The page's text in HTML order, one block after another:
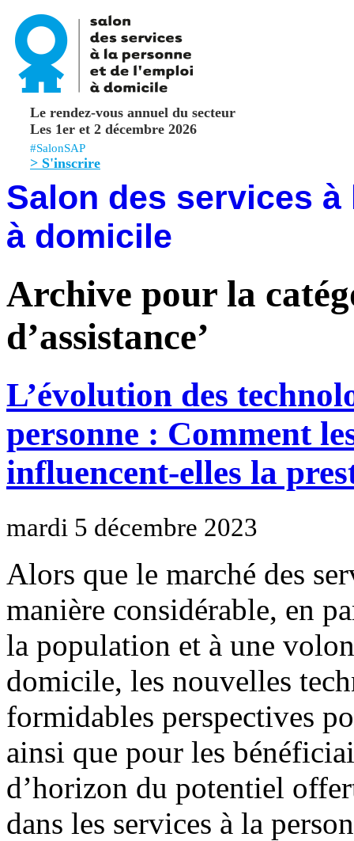
Le rendez-vous annuel du secteur
Les 1er et 2 décembre 2026
#SalonSAP
> S'inscrire
Salon des services
à domicile
Archive pour la
d’assistance’
L’évolution des
personne : Comment
influencent-elles la
mardi 5 décembre 2023
Alors que le marché des
manière considérable, en
la population et à une
domicile, les nouvelles
formidables perspectives
ainsi que pour les
d’horizon du potentiel
dans les services à la